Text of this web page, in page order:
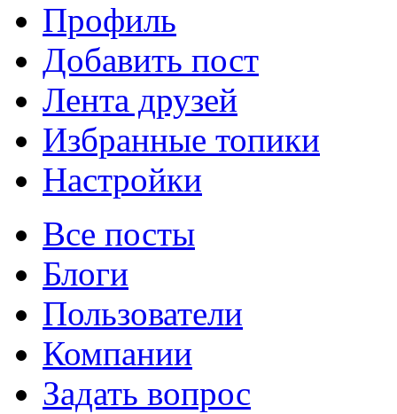
Профиль
Добавить пост
Лента друзей
Избранные топики
Настройки
Все посты
Блоги
Пользователи
Компании
Задать вопрос